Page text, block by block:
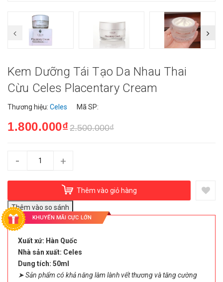
Kem Dưỡng Tái Tạo Da Nhau Thai
Cừu Celes Placentary Cream
Thương hiệu: Celes Mã SP:
1.800.000₫2.500.000₫
- +
Thêm vào giỏ hàng
KHUYẾN MÃI CỰC LỚN
Xuất xứ: Hàn Quốc
Nhà sản xuất: Celes
Dung tích: 50ml
➤ Sản phẩm có khả năng làm lành vết thương và tăng cường